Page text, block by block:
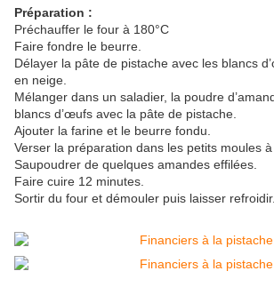
Préparation :
Préchauffer le four à 180°C
Faire fondre le beurre.
Délayer la pâte de pistache avec les blancs
en neige.
Mélanger dans un saladier, la poudre
blancs d’œufs avec la pâte de pistache.
Ajouter la farine et le beurre fondu.
Verser la préparation dans les petits moules à
Saupoudrer de quelques amandes effilées.
Faire cuire 12 minutes.
Sortir du four et démouler puis laisser refroidir.